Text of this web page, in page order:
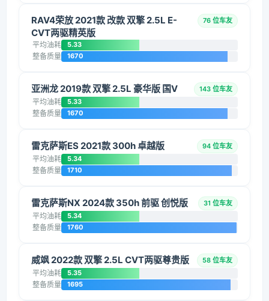
RAV4荣放 2021款 改款 双擎 2.5L E-
CVT两驱精英版
76 位车友
平均油耗 5.33
整备质量 1670
亚洲龙 2019款 双擎 2.5L 豪华版 国V 143 位车友
平均油耗 5.33
整备质量 1670
雷克萨斯ES 2021款 300h 卓越版 94 位车友
平均油耗 5.34
整备质量 1710
雷克萨斯NX 2024款 350h 前驱 创悦版 31 位车友
平均油耗 5.34
整备质量 1760
威飒 2022款 双擎 2.5L CVT两驱尊贵版 58 位车友
平均油耗 5.35
整备质量 1695